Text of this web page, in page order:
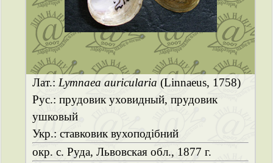
Лат.: Lymnaea auricularia (Linnaeus, 1758)
Рус.: прудовик уховидный, прудовик
ушковый
Укр.: ставковик вухоподібний
окр. с. Руда, Львовская обл., 1877 г.